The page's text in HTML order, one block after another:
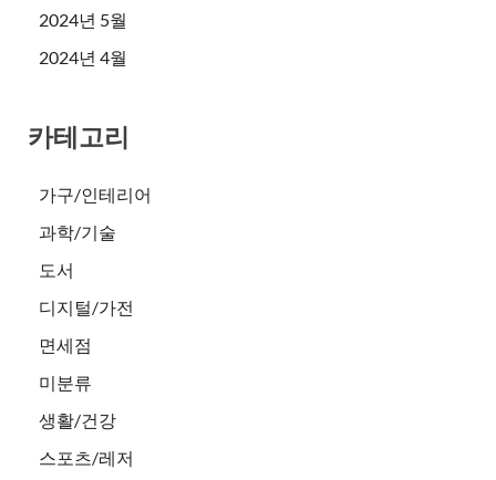
2024년 5월
2024년 4월
카테고리
가구/인테리어
과학/기술
도서
디지털/가전
면세점
미분류
생활/건강
스포츠/레저